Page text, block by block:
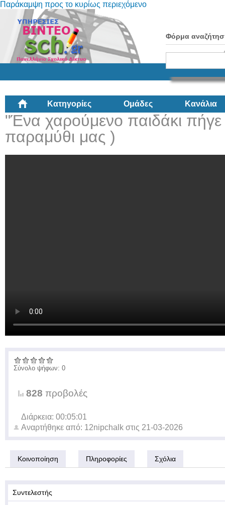
Παράκαμψη προς το κυρίως περιεχόμενο
Φόρμα
Κατηγορίες Ομάδες Κανάλια
"Ένα χαρούμενο παιδάκι
παραμύθι μας )
Σύνολο ψήφων: 0
828 προβολές
Διάρκεια: 00:05:01
Αναρτήθηκε από: 12nipchalk στις 21-03-2026
Κοινοποίηση Πληροφορίες Σχόλια
Συντελεστής